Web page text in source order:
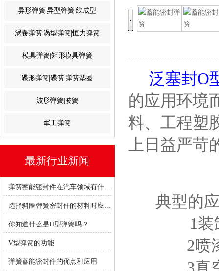
异形弹簧|异型弹簧|线成型
涡卷弹簧|涡型弹簧|恒力弹簧
模具弹簧|矩形模具弹簧
碟形弹簧|碟簧|弹簧垫圈
波形弹簧|波簧
军工弹簧
最新行业新闻
弹簧蓄能密封件在汽车领域有什么优势？
选择斜圈弹簧密封件的材料时应考虑哪些因素？
你知道什么是H型弹簧吗？
V型弹簧的功能
弹簧蓄能密封件的优点和应用
泛塞封O
的应用环境
料、工程塑
上日益严苛
典型的应
1
2喷漆阀
3真空